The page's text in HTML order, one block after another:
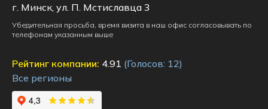
г. Минск, ул. П. Мстиславца 3
Убедительная просьба, время визита в наш офис согласовывать по
телефонам указанным выше
Рейтинг компании: 4.91 (Голосов: 12)
Все регионы